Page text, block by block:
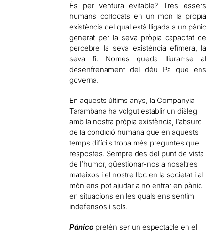
És per ventura evitable? Tres éssers
humans col·locats en un món la pròpia
existència del qual està lligada a un pànic
generat per la seva pròpia capacitat de
percebre la seva existència efímera, la
seva fi. Només queda lliurar-se al
desenfrenament del déu Pa que ens
governa.
En aquests últims anys, la Companyia
Tarambana ha volgut establir un diàleg
amb la nostra pròpia existència, l’absurd
de la condició humana que en aquests
temps difícils troba més preguntes que
respostes. Sempre des del punt de vista
de l’humor, qüestionar-nos a nosaltres
mateixos i el nostre lloc en la societat i al
món ens pot ajudar a no entrar en pànic
en situacions en les quals ens sentim
indefensos i sols.
Pánico pretén ser un espectacle en el